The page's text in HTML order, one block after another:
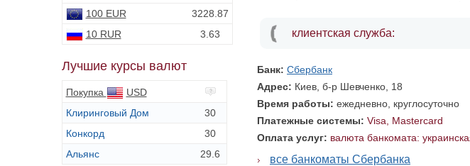
100 EUR
3228.87
10 RUR
3.63
Лучшие курсы валют
Покупка
USD
Клиринговый Дом
30
Конкорд
30
Альянс
29.6
клиентская служба:
Банк: Сбербанк
Адрес: Киев, б-р Шевченко, 18
Время работы: ежедневно, круглосуточно
Платежные системы: Visa, Mastercard
Оплата услуг: валюта банкомата:
все банкоматы Сбербанка